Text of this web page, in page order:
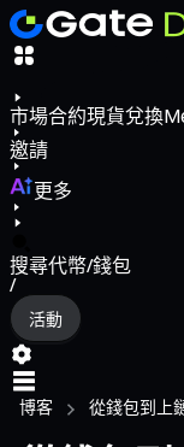
市場合約現貨兌換
邀請
更多
搜尋代幣/錢包
/
活動
博客 從錢包到上